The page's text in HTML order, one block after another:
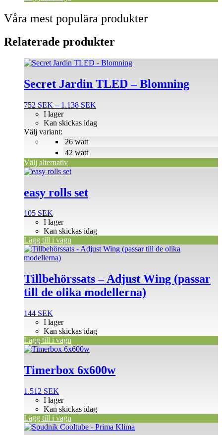
Våra mest populära produkter
Relaterade produkter
Secret Jardin TLED – Blomning
752 SEK – 1.138 SEK
till
26 watt
42 watt
I lager
Kan skickas idag
Välj variant:
Välj alternativ
Den
produkten
har
varianter.
olika
alternativen
på
produktsidan
easy rolls set
105 SEK
I lager
Kan skickas idag
Lägg till i vagn
Tillbehörssats – Adjust Wing (passar
till de olika modellerna)
144 SEK
I lager
Kan skickas idag
Lägg till i vagn
Timerbox 6x600w
1.512 SEK
I lager
Kan skickas idag
Lägg till i vagn
Den